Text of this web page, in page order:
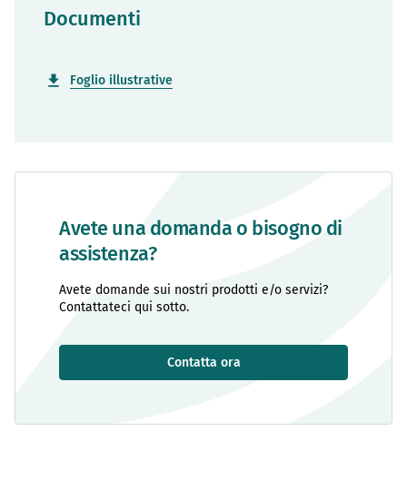
Avete una domanda o bisogno di
assistenza?
Avete domande sui nostri prodotti e/o servizi?
Contattateci qui sotto.
Contatta ora
Documenti
Foglio illustrative